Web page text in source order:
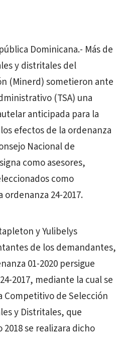
Dominicana.- Más de
y distritales del
(Minerd) sometieron ante
(TSA) una
anticipada para la
efectos de la ordenanza
Nacional de
como asesores,
como
24-2017.
y Yulibelys
de los demandantes,
01-2020 persigue
2017, mediante la cual se
Competitivo de Selección
y Distritales, que
se realizara dicho